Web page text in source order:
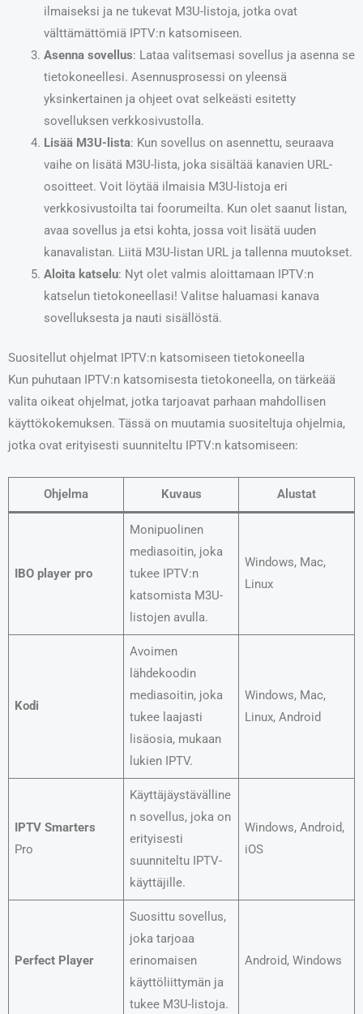
ilmaiseksi ja ne tukevat M3U-listoja, jotka ovat
välttämättömiä IPTV:n katsomiseen.
Asenna sovellus: Lataa valitsemasi sovellus ja asenna se
tietokoneellesi. Asennusprosessi on yleensä
yksinkertainen ja ohjeet ovat selkeästi esitetty
sovelluksen verkkosivustolla.
Lisää M3U-lista: Kun sovellus on asennettu, seuraava
vaihe on lisätä M3U-lista, joka sisältää kanavien URL-
osoitteet. Voit löytää ilmaisia M3U-listoja eri
verkkosivustoilta tai foorumeilta. Kun olet saanut listan,
avaa sovellus ja etsi kohta, jossa voit lisätä uuden
kanavalistan. Liitä M3U-listan URL ja tallenna muutokset.
Aloita katselu: Nyt olet valmis aloittamaan IPTV:n
katselun tietokoneellasi! Valitse haluamasi kanava
sovelluksesta ja nauti sisällöstä.
Suositellut ohjelmat IPTV:n katsomiseen tietokoneella
Kun puhutaan IPTV:n katsomisesta tietokoneella, on tärkeää
valita oikeat ohjelmat, jotka tarjoavat parhaan mahdollisen
käyttökokemuksen. Tässä on muutamia suositeltuja ohjelmia,
jotka ovat erityisesti suunniteltu IPTV:n katsomiseen:
Ohjelma Kuvaus Alustat
IBO player pro
Monipuolinen
mediasoitin, joka
tukee IPTV:n
katsomista M3U-
listojen avulla.
Windows, Mac,
Linux
Kodi
Avoimen
lähdekoodin
mediasoitin, joka
tukee laajasti
lisäosia, mukaan
lukien IPTV.
Windows, Mac,
Linux, Android
IPTV Smarters
Pro
Käyttäjäystävälline
n sovellus, joka on
erityisesti
suunniteltu IPTV-
käyttäjille.
Windows, Android,
iOS
Perfect Player
Suosittu sovellus,
joka tarjoaa
erinomaisen
käyttöliittymän ja
tukee M3U-listoja.
Android, Windows